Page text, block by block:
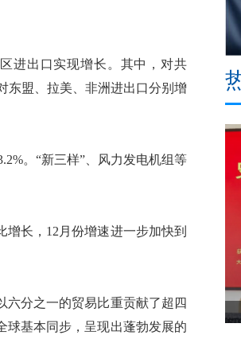
进出口实现增长。其中，对共
东盟、拉美、非洲进出口分别增
。“新三样”、风力发电机组等
长，12月份增速进一步加快到
分之一的贸易比重贡献了超四
球基本同步，呈现出蓬勃发展的